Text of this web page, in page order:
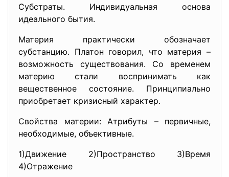
Субстраты. Индивидуальная основа
идеального бытия.
Материя практически обозначает
субстанцию. Платон говорил, что материя –
возможность существования. Со временем
материю стали воспринимать как
вещественное состояние. Принципиально
приобретает кризисный характер.
Свойства материи: Атрибуты – первичные,
необходимые, объективные.
1)Движение 2)Пространство 3)Время
4)Отражение